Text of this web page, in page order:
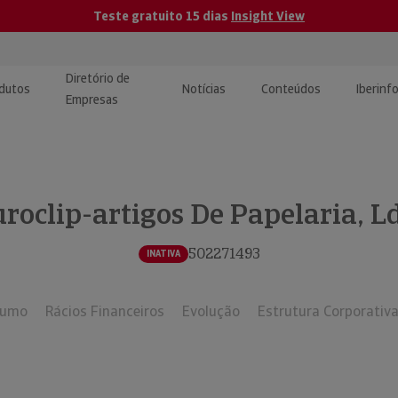
Teste gratuito 15 dias Insight View
e Monitorização de
Diretório de
Empresas
Notícias Conteúdos
| Estudos e
artigos De Papelaria,
INATIVA 502271493
Rácios Financeiros Evolução Estrutura Corporativa